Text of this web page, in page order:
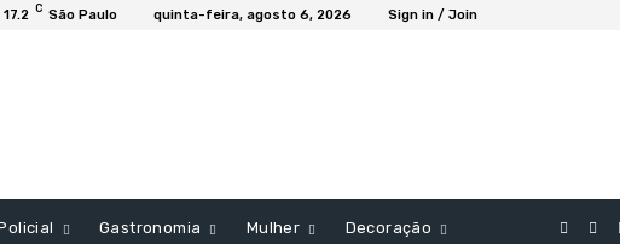
17.2 C São Paulo quinta-feira, agosto 6, 2026 Sign in / Join
Gastronomia Mulher Decoração